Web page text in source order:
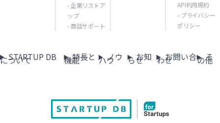
- 企業リストア
ップ
- 商談サポート
API利用規約
- プライバシー
ポリシー
STARTUP DB
について 特長と
機能 ノウ
ハウ お知
らせ お問い合
わせ そ
の他